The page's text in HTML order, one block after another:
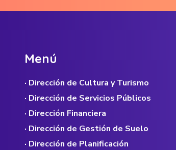
Menú
· Dirección de Cultura y Turismo
· Dirección de Servicios Públicos
· Dirección Financiera
· Dirección de Gestión de Suelo
· Dirección de Planificación